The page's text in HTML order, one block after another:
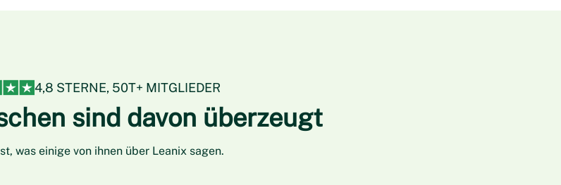
4,8 STERNE, 50T+ MITGLIEDER
sind davon überzeugt
was einige von ihnen über Leanix sagen.